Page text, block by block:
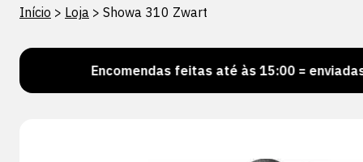
Início > Loja > Showa 310 Zwart
Encomendas feitas até às 15:00 = enviadas no